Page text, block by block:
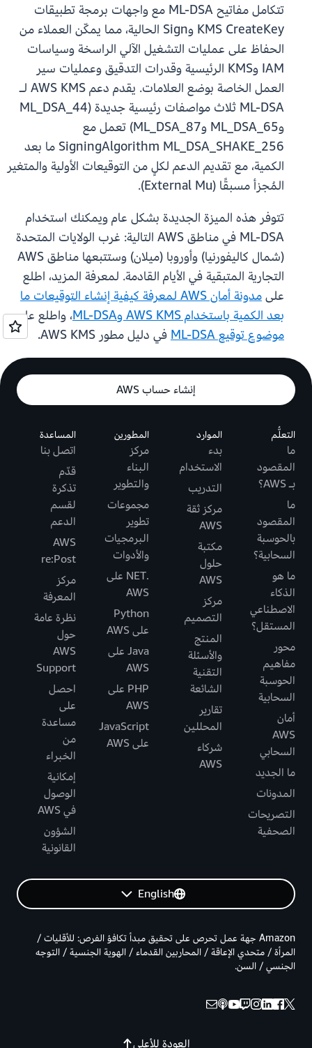
تتكامل مفاتيح ML-DSA مع واجهات برمجة تطبيقات
KMS CreateKey وSign الحالية، مما يمكّن العملاء من
الحفاظ على عمليات التشغيل الآلي الراسخة وسياسات
IAM وKMS الرئيسية وقدرات التدقيق وعمليات سير
العمل الخاصة بوضع العلامات. يقدم دعم AWS KMS لـ
ML-DSA ثلاث مواصفات رئيسية جديدة (ML_DSA_44
وML_DSA_65 وML_DSA_87) تعمل مع
SigningAlgorithm ML_DSA_SHAKE_256 ما بعد
الكمية، مع تقديم الدعم لكلٍ من التوقيعات الأولية والمتغير
المُجزأ مسبقًا (External Mu).
تتوفر هذه الميزة الجديدة بشكل عام ويمكنك استخدام
ML-DSA في مناطق AWS التالية: غرب الولايات المتحدة
(شمال كاليفورنيا) وأوروبا (ميلان) وستتبعها مناطق AWS
التجارية المتبقية في الأيام القادمة. لمعرفة المزيد، اطلع
على
مدونة أمان AWS لمعرفة كيفية إنشاء التوقيعات ما
بعد الكمية باستخدام AWS KMS وML-DSA
، واطلع على
موضوع توقيع ML-DSA
في دليل مطور AWS KMS.
إنشاء حساب AWS
التعلُّم
ما
المقصود
بـ AWS؟
ما
المقصود
بالحوسبة
السحابية؟
ما هو
الذكاء
الاصطناعي
المستقل؟
محور
مفاهيم
الحوسبة
السحابية
أمان
AWS
السحابي
ما الجديد
المدونات
التصريحات
الصحفية
الموارد
بدء
الاستخدام
التدريب
مركز ثقة
AWS
مكتبة
حلول
AWS
مركز
التصميم
المنتج
والأسئلة
التقنية
الشائعة
تقارير
المحللين
شركاء
AWS
المطورين
مركز
البناء
والتطوير
مجموعات
تطوير
البرمجيات
والأدوات
.NET على
AWS
Python
على AWS
Java على
AWS
PHP على
AWS
JavaScript
على AWS
المساعدة
اتصل بنا
قدّم
تذكرة
لقسم
الدعم
AWS
re:Post
مركز
المعرفة
نظرة عامة
حول
AWS
Support
احصل
على
مساعدة
من
الخبراء
إمكانية
الوصول
في AWS
الشؤون
القانونية
English
العودة للأعلى
Amazon جهة عمل تحرص على تحقيق مبدأ تكافؤ الفرص: للأقليات /
المرأة / متحدي الإعاقة / المحاربين القدماء / الهوية الجنسية / التوجه
الجنسي / السن.